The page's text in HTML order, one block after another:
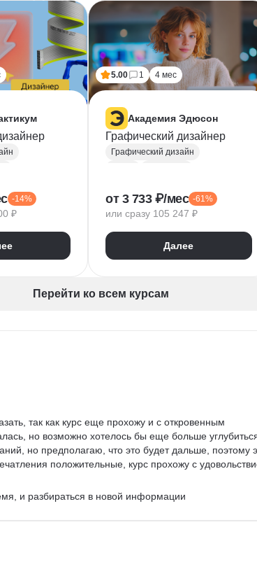
-14%
₽
5.00 1 4 мес
Академия Эдюсон
Графический дизайнер
Графический дизайн
Типографика
Векторная графика
Дизайн баннеров
от 3 733 ₽/мес -61%
или сразу 105 247 ₽
Далее
Перейти ко всем курсам
так как курс еще прохожу и с откровенным
но возможно хотелось бы еще больше
но предполагаю, что это будет дальше, поэтому
положительные, курс прохожу с
и разбираться в новой информации